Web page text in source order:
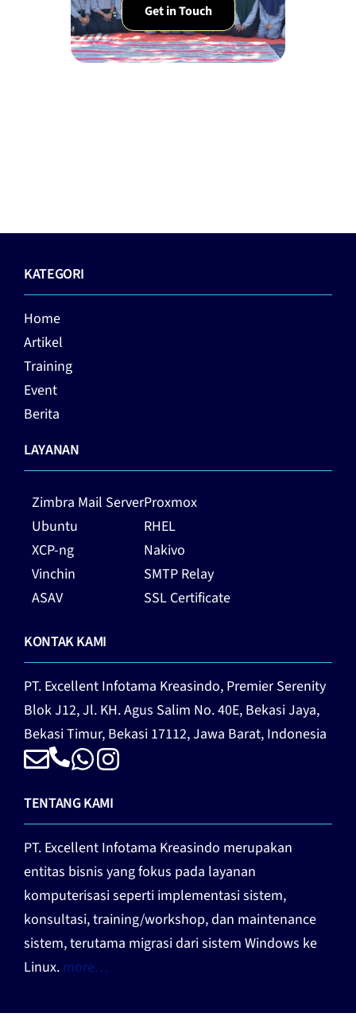
Get in Touch
KATEGORI
Home
Artikel
Training
Event
Berita
LAYANAN
Zimbra Mail Server
Ubuntu
XCP-ng
Vinchin
ASAV
Proxmox
RHEL
Nakivo
SMTP Relay
SSL Certificate
KONTAK KAMI
PT. Excellent Infotama Kreasindo, Premier Serenity
Blok J12, Jl. KH. Agus Salim No. 40E, Bekasi Jaya,
Bekasi Timur, Bekasi 17112, Jawa Barat, Indonesia
TENTANG KAMI
PT. Excellent Infotama Kreasindo merupakan
entitas bisnis yang fokus pada layanan
komputerisasi seperti implementasi sistem,
konsultasi, training/workshop, dan maintenance
sistem, terutama migrasi dari sistem Windows ke
Linux. more…